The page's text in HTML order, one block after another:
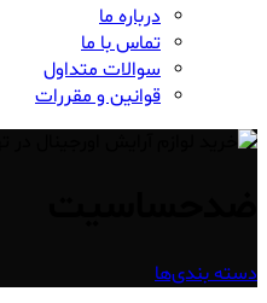
درباره ما
تماس با ما
سوالات متداول
قوانین و مقررات
دسته بندی‌ها